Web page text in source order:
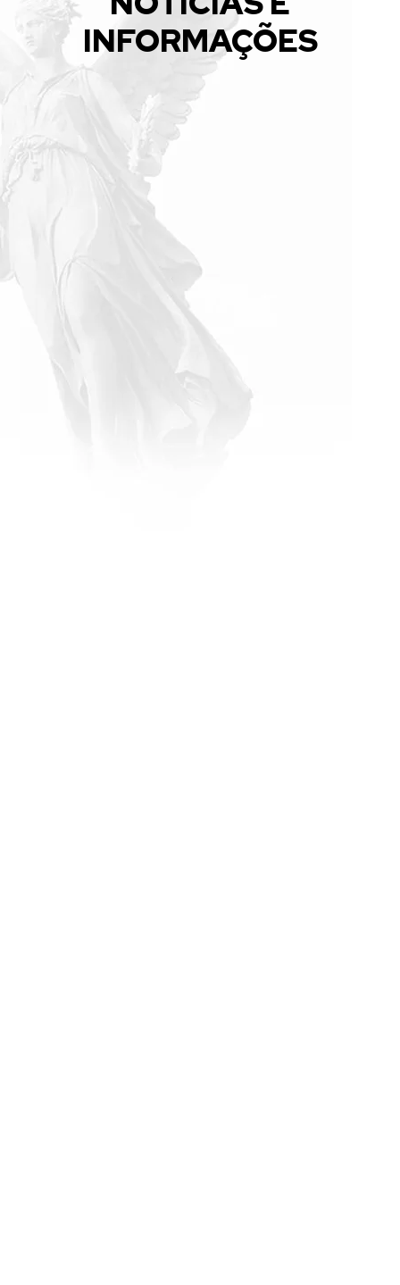
INFORMAÇÕES